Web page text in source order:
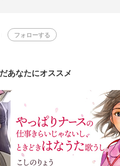
フォローする
あなたにオススメ